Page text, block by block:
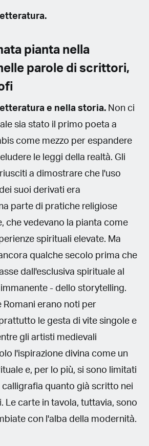
pianta nella
parole di scrittori,
e nella storia. Non ci
sia stato il primo poeta a
come mezzo per espandere
le leggi della realtà. Gli
a dimostrare che l'uso
suoi derivati era
parte di pratiche religiose
che vedevano la pianta come
spirituali elevate. Ma
qualche secolo prima che
dall'esclusiva spirituale al
- dello storytelling.
Romani erano noti per
le gesta di vite singole e
gli artisti medievali
l'ispirazione divina come un
e, per lo più, si sono limitati
calligrafia quanto già scritto nei
Le carte in tavola, tuttavia, sono
con l'alba della modernità.